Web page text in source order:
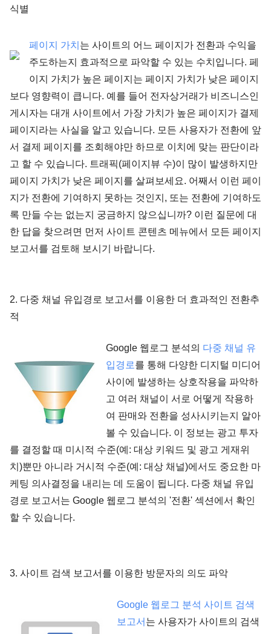
식별
페이지 가치 는 사이트의 어느 페이지가 전환과 수익을
주도하는지 효과적으로 파악할 수 있는 수치입니다. 페
이지 가치가 높은 페이지는 페이지 가치가 낮은 페이지
보다 영향력이 큽니다. 예를 들어 전자상거래가 비즈니스인
게시자는 대개 사이트에서 가장 가치가 높은 페이지가 결제
페이지라는 사실을 알고 있습니다. 모든 사용자가 전환에 앞
서 결제 페이지를 조회해야만 하므로 이치에 맞는 판단이라
고 할 수 있습니다. 트래픽(페이지뷰 수)이 많이 발생하지만
페이지 가치가 낮은 페이지를 살펴보세요. 어째서 이런 페이
지가 전환에 기여하지 못하는 것인지, 또는 전환에 기여하도
록 만들 수는 없는지 궁금하지 않으십니까? 이런 질문에 대
한 답을 찾으려면 먼저 사이트 콘텐츠 메뉴에서 모든 페이지
보고서를 검토해 보시기 바랍니다.
2. 다중 채널 유입경로 보고서를 이용한 더 효과적인 전환추
적
Google 웹로그 분석의 다중 채널 유
입경로를 통해 다양한 디지털 미디어
사이에 발생하는 상호작용을 파악하
고 여러 채널이 서로 어떻게 작용하
여 판매와 전환을 성사시키는지 알아
볼 수 있습니다. 이 정보는 광고 투자
를 결정할 때 미시적 수준(예: 대상 키워드 및 광고 게재위
치)뿐만 아니라 거시적 수준(예: 대상 채널)에서도 중요한 마
케팅 의사결정을 내리는 데 도움이 됩니다. 다중 채널 유입
경로 보고서는 Google 웹로그 분석의 '전환' 섹션에서 확인
할 수 있습니다.
3. 사이트 검색 보고서를 이용한 방문자의 의도 파악
Google 웹로그 분석 사이트 검색
보고서 는 사용자가 사이트의 검색